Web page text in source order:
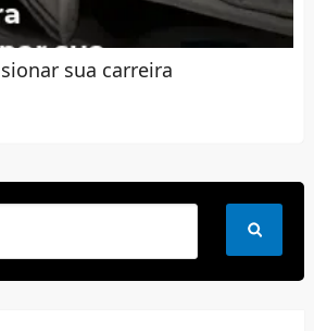
sua carreira